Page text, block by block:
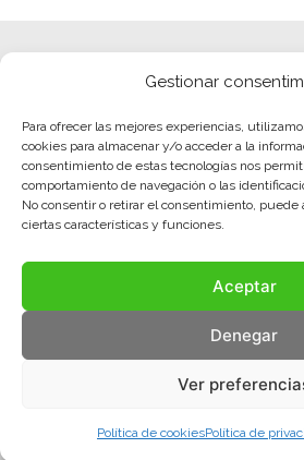
Gestionar
Para ofrecer las mejores experiencias,
cookies para almacenar y/o acceder a la
consentimiento de estas tecnologías nos
comportamiento de navegación o las
No consentir o retirar el consentimiento, puede
ciertas características y funciones.
Aceptar
Denegar
Ver
Política de cookiesPolítica de